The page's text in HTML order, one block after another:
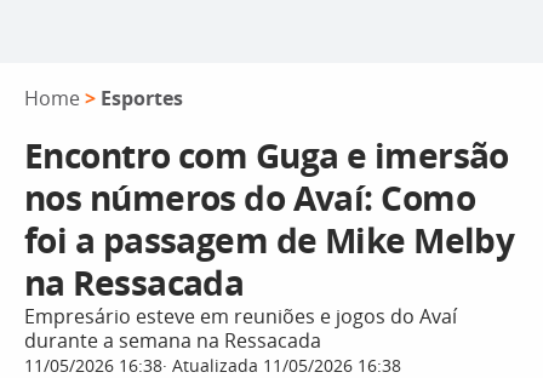
Home > Esportes
Encontro com Guga e imersão
nos números do Avaí: Como
foi a passagem de Mike Melby
na Ressacada
Empresário esteve em reuniões e jogos do Avaí
durante a semana na Ressacada
11/05/2026 16:38 Atualizada 11/05/2026 16:38